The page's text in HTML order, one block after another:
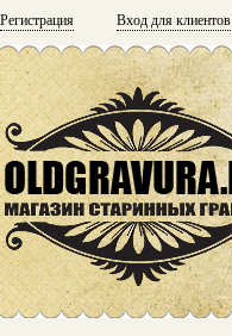
Регистрация Вход для клиентов